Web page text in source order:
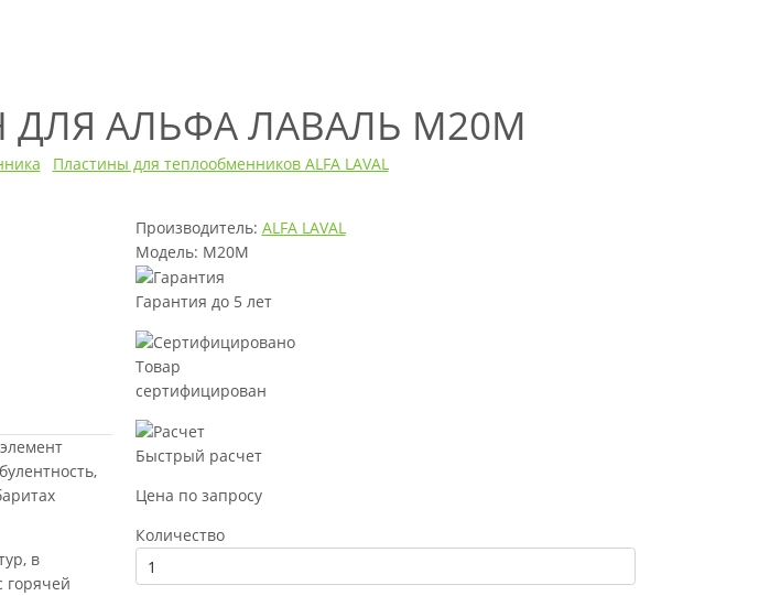
ДЛЯ АЛЬФА ЛАВАЛЬ M20M
Пластины для теплообменников ALFA LAVAL
в
горячей
Производитель: ALFA LAVAL
Модель: M20M
Гарантия до 5 лет
Товар
сертифицирован
Быстрый расчет
Цена по запросу
Количество